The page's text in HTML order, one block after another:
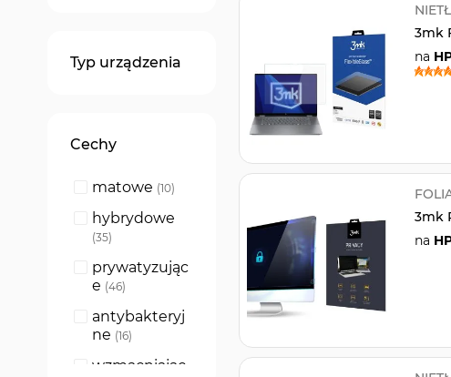
3mk
na
3mk
na
Privacy 2-
Typ urządzenia
Cechy
matowe 10
produkty
hybrydowe
35
produkty
prywatyzując
e 46
produkty
antybakteryj
ne 16
produkty
wzmacniając